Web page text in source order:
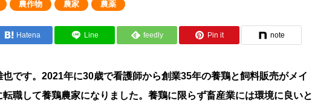
農作物 農家 農薬
Hatena Line feedly Pin it note
です。2021年に30歳で看護師から創業35年の養鶏と飼料販売がメイ
職して養鶏農家になりました。養鶏に限らず畜産業には環境に良いと